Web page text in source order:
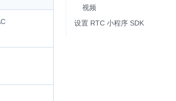
视频​
设置 RTC 小程序 SDK​